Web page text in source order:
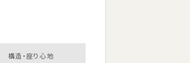
構造・座り心地